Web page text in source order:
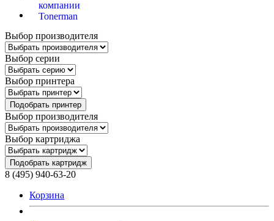
Выбор производителя
Выбор серии
Выбор принтера
Подобрать принтер
Выбор производителя
Выбор картриджа
Подобрать картридж
8 (495) 940-63-20
Корзина